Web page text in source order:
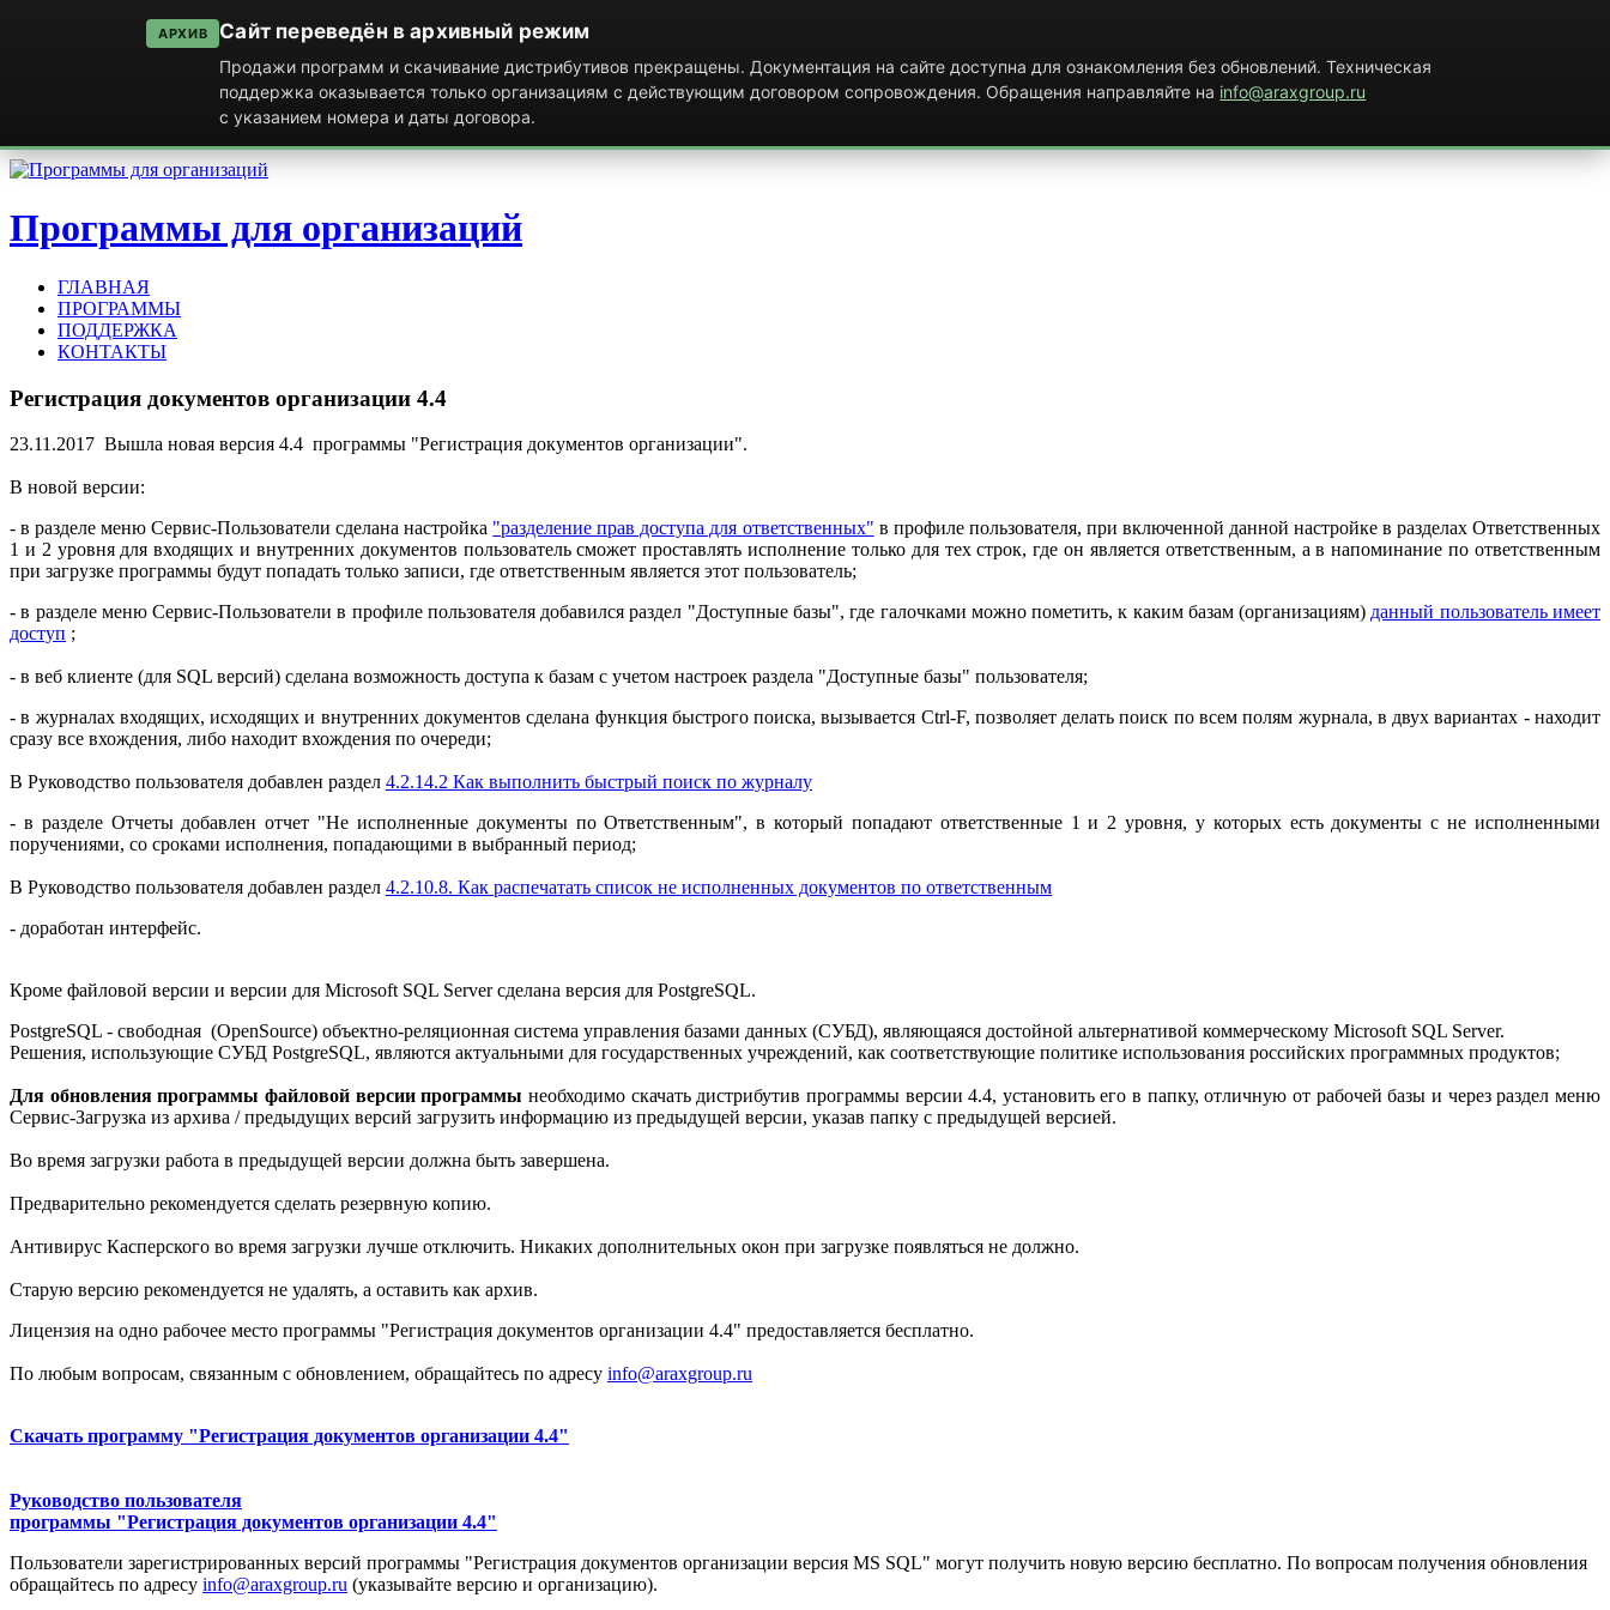
АРХИВ Сайт переведён в архивный режим
Продажи программ и скачивание дистрибутивов прекращены. Документация на сайте доступна для ознакомления без обновлений. Техническая
поддержка оказывается только организациям с действующим договором сопровождения. Обращения направляйте на info@araxgroup.ru
с указанием номера и даты договора.
Программы для организаций
ГЛАВНАЯ
ПРОГРАММЫ
ПОДДЕРЖКА
КОНТАКТЫ
Регистрация документов организации 4.4
23.11.2017 Вышла новая версия 4.4 программы "Регистрация документов организации".
В новой версии:
- в разделе меню Сервис-Пользователи сделана настройка "разделение прав доступа для ответственных" в профиле пользователя, при включенной данной настройке в разделах Ответственных
1 и 2 уровня для входящих и внутренних документов пользователь сможет проставлять исполнение только для тех строк, где он является ответственным, а в напоминание по ответственным
при загрузке программы будут попадать только записи, где ответственным является этот пользователь;
- в разделе меню Сервис-Пользователи в профиле пользователя добавился раздел "Доступные базы", где галочками можно пометить, к каким базам (организациям) данный пользователь имеет
доступ ;
- в веб клиенте (для SQL версий) сделана возможность доступа к базам с учетом настроек раздела "Доступные базы" пользователя;
- в журналах входящих, исходящих и внутренних документов сделана функция быстрого поиска, вызывается Ctrl-F, позволяет делать поиск по всем полям журнала, в двух вариантах - находит
сразу все вхождения, либо находит вхождения по очереди;
В Руководство пользователя добавлен раздел 4.2.14.2 Как выполнить быстрый поиск по журналу
- в разделе Отчеты добавлен отчет "Не исполненные документы по Ответственным", в который попадают ответственные 1 и 2 уровня, у которых есть документы с не исполненными
поручениями, со сроками исполнения, попадающими в выбранный период;
В Руководство пользователя добавлен раздел 4.2.10.8. Как распечатать список не исполненных документов по ответственным
- доработан интерфейс.
Кроме файловой версии и версии для Microsoft SQL Server сделана версия для PostgreSQL.
PostgreSQL - свободная (OpenSource) объектно-реляционная система управления базами данных (СУБД), являющаяся достойной альтернативой коммерческому Microsoft SQL Server.
Решения, использующие СУБД PostgreSQL, являются актуальными для государственных учреждений, как соответствующие политике использования российских программных продуктов;
Для обновления программы файловой версии программы необходимо скачать дистрибутив программы версии 4.4, установить его в папку, отличную от рабочей базы и через раздел меню
Сервис-Загрузка из архива / предыдущих версий загрузить информацию из предыдущей версии, указав папку с предыдущей версией.
Во время загрузки работа в предыдущей версии должна быть завершена.
Предварительно рекомендуется сделать резервную копию.
Антивирус Касперского во время загрузки лучше отключить. Никаких дополнительных окон при загрузке появляться не должно.
Старую версию рекомендуется не удалять, а оставить как архив.
Лицензия на одно рабочее место программы "Регистрация документов организации 4.4" предоставляется бесплатно.
По любым вопросам, связанным с обновлением, обращайтесь по адресу info@araxgroup.ru
Скачать программу "Регистрация документов организации 4.4"
Руководство пользователя
программы "Регистрация документов организации 4.4"
Пользователи зарегистрированных версий программы "Регистрация документов организации версия MS SQL" могут получить новую версию бесплатно. По вопросам получения обновления
обращайтесь по адресу info@araxgroup.ru (указывайте версию и организацию).